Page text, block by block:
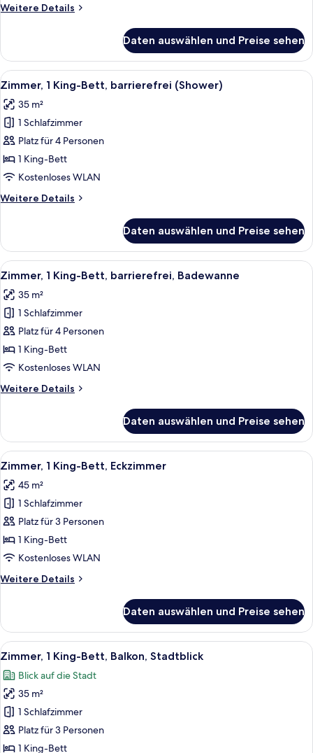
Weitere Details
Weitere
2 Doppelbetten,
barrierefrei,
Badewanne
Daten auswählen und Preise sehen
Alle
Fotos
für
Zimmer,
1 King-
Bett,
barrierefrei
anzeigen
Ein ordentlich bezogenes Bett mit
4
Zimmer, 1 King-Bett, barrierefrei (Shower)
35 m²
1 Schlafzimmer
Platz für 4 Personen
1 King-Bett
Kostenloses WLAN
Weitere Details
Weitere
1 King-
Bett,
barrierefrei
Daten auswählen und Preise sehen
Alle
Fotos
für
Zimmer,
1 King-
Bett,
barrierefrei,
anzeigen
Daunenbettdecken, Zimmersafe,
4
Zimmer, 1 King-Bett, barrierefrei, Badewanne
35 m²
1 Schlafzimmer
Platz für 4 Personen
1 King-Bett
Kostenloses WLAN
Weitere Details
Weitere
1 King-
Bett,
barrierefrei,
Daten auswählen und Preise sehen
Alle
Fotos
für
Zimmer,
1 King-
Bett,
Eckzimmer
Ein Hotelzimmer mit großem
6
Zimmer, 1 King-Bett, Eckzimmer
45 m²
1 Schlafzimmer
Platz für 3 Personen
1 King-Bett
Kostenloses WLAN
Weitere Details
Weitere
1 King-
Bett,
Eckzimmer
Daten auswählen und Preise sehen
Alle
Fotos
für
Zimmer,
1 King-
Bett,
Balkon,
Ein Hochhaus mit moderner
12
Zimmer, 1 King-Bett, Balkon, Stadtblick
Blick auf die Stadt
35 m²
1 Schlafzimmer
Platz für 3 Personen
1 King-Bett